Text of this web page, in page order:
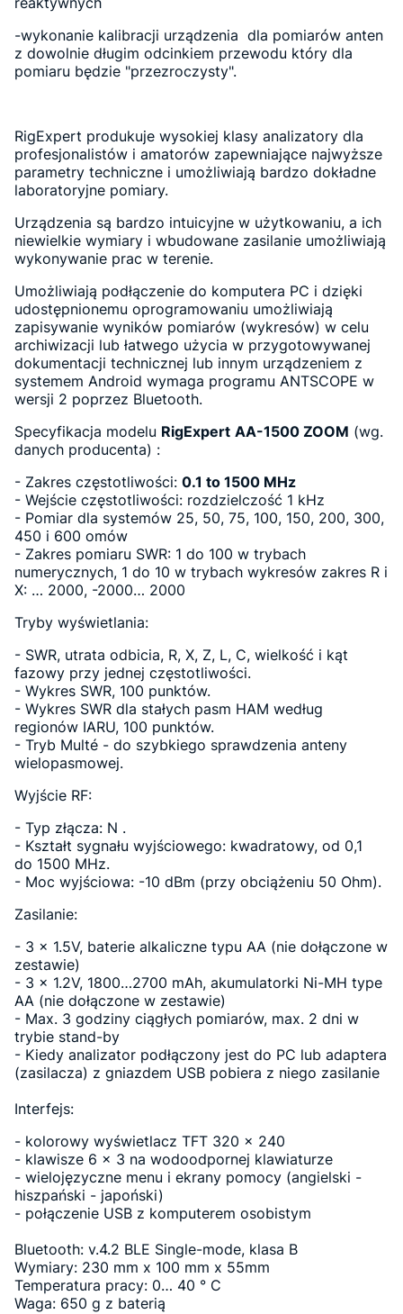
-wykonanie kalibracji urządzenia dla pomiarów anten
z dowolnie długim odcinkiem przewodu który dla
pomiaru będzie "przezroczysty".
RigExpert produkuje wysokiej klasy analizatory dla
profesjonalistów i amatorów zapewniające najwyższe
parametry techniczne i umożliwiają bardzo dokładne
laboratoryjne pomiary.
Urządzenia są bardzo intuicyjne w użytkowaniu, a ich
niewielkie wymiary i wbudowane zasilanie umożliwiają
wykonywanie prac w terenie.
Umożliwiają podłączenie do komputera PC i dzięki
udostępnionemu oprogramowaniu umożliwiają
zapisywanie wyników pomiarów (wykresów) w celu
archiwizacji lub łatwego użycia w przygotowywanej
dokumentacji technicznej lub innym urządzeniem z
systemem Android wymaga programu ANTSCOPE w
wersji 2 poprzez Bluetooth.
Specyfikacja modelu RigExpert AA-1500 ZOOM (wg.
danych producenta) :
- Zakres częstotliwości: 0.1 to 1500 MHz
- Wejście częstotliwości: rozdzielczość 1 kHz
- Pomiar dla systemów 25, 50, 75, 100, 150, 200, 300,
450 i 600 omów
- Zakres pomiaru SWR: 1 do 100 w trybach
numerycznych, 1 do 10 w trybach wykresów zakres R i
X: … 2000, -2000… 2000
Tryby wyświetlania:
- SWR, utrata odbicia, R, X, Z, L, C, wielkość i kąt
fazowy przy jednej częstotliwości.
- Wykres SWR, 100 punktów.
- Wykres SWR dla stałych pasm HAM według
regionów IARU, 100 punktów.
- Tryb Multé - do szybkiego sprawdzenia anteny
wielopasmowej.
Wyjście RF:
- Typ złącza: N .
- Kształt sygnału wyjściowego: kwadratowy, od 0,1
do 1500 MHz.
- Moc wyjściowa: -10 dBm (przy obciążeniu 50 Ohm).
Zasilanie:
- 3 x 1.5V, baterie alkaliczne typu AA (nie dołączone w
zestawie)
- 3 x 1.2V, 1800…2700 mAh, akumulatorki Ni-MH type
AA (nie dołączone w zestawie)
- Max. 3 godziny ciągłych pomiarów, max. 2 dni w
trybie stand-by
- Kiedy analizator podłączony jest do PC lub adaptera
(zasilacza) z gniazdem USB pobiera z niego zasilanie
Interfejs:
- kolorowy wyświetlacz TFT 320 × 240
- klawisze 6 × 3 na wodoodpornej klawiaturze
- wielojęzyczne menu i ekrany pomocy (angielski -
hiszpański - japoński)
- połączenie USB z komputerem osobistym
Bluetooth: v.4.2 BLE Single-mode, klasa B
Wymiary: 230 mm x 100 mm x 55mm
Temperatura pracy: 0… 40 ° C
Waga: 650 g z baterią